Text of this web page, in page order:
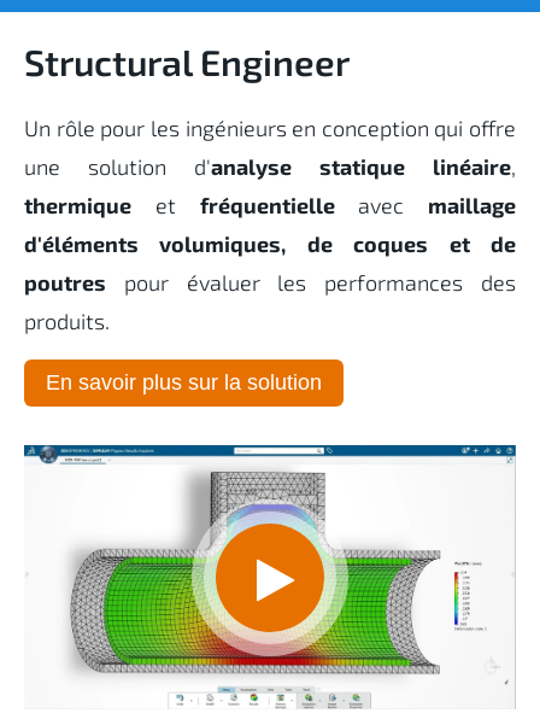
Structural Engineer
Un rôle pour les ingénieurs en conception qui offre
une solution d'analyse statique linéaire,
thermique et fréquentielleavec maillage
d'éléments volumiques, de coques et de
poutres pour évaluer les performances des
produits.
En savoir plus sur la solution